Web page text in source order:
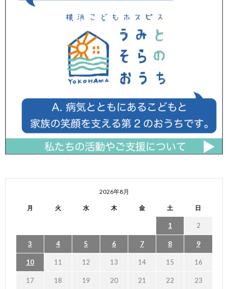
2026年8月
月 火 水 木 金 土 日
1 2
3 4 5 6 7 8 9
10 11 12 13 14 15 16
17 18 19 20 21 22 23